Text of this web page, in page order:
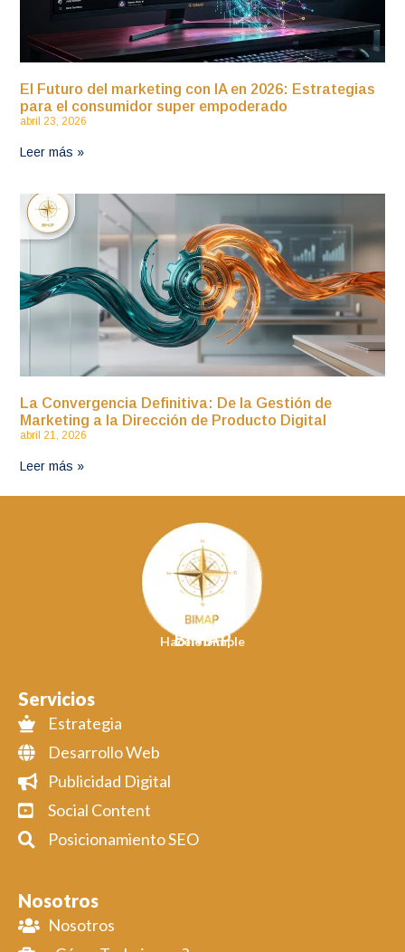
El Futuro del marketing con IA en 2026: Estrategias
para el consumidor super empoderado
abril 23, 2026
Leer más »
La Convergencia Definitiva: De la Gestión de
Marketing a la Dirección de Producto Digital
abril 21, 2026
Leer más »
BIMAP
Hacelo Simple
Servicios
Estrategia
Desarrollo Web
Publicidad Digital
Social Content
Posicionamiento SEO
Nosotros
Nosotros